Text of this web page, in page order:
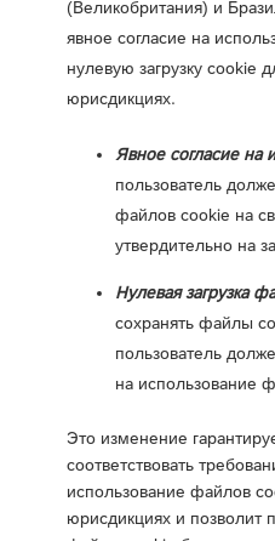
(Великобритания) и
явное согласие на
нулевую загрузку cookie
юрисдикциях.
Явное согласие на
пользователь
файлов cookie на
утвердительно на
Нулевая загрузка
сохранять файлы
пользователь
на использование
Это изменение
соответствовать
использование файлов
юрисдикциях и позволит